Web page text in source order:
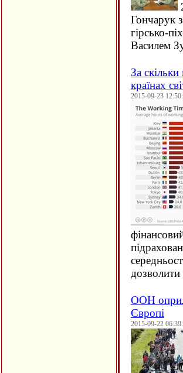
Гончарук
гірсько-
Василем
За
країнах
2015-09-23
ООН
Європі
2015-09-22